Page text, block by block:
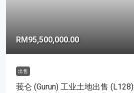
RM95,500,000.00
出售
莪仑 (Gurun) 工业土地出售 (L128)